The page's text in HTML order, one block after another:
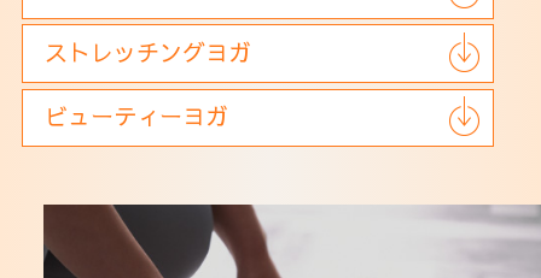
ストレッチングヨガ
ビューティーヨガ